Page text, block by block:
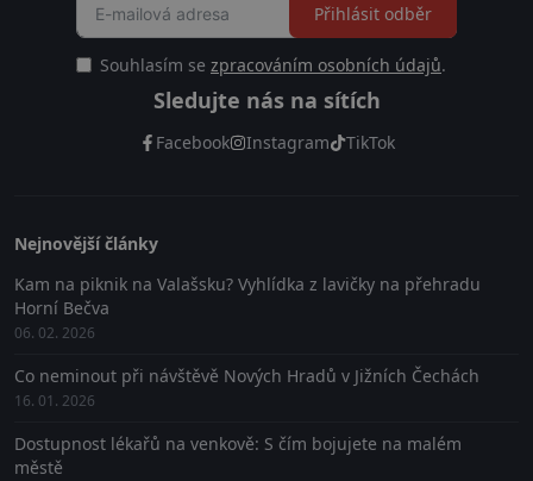
Souhlasím se zpracováním osobních údajů.
Přihlásit odběr
Sledujte nás na sítích
Facebook Instagram TikTok
Nejnovější články
Kam na piknik na Valašsku? Vyhlídka z lavičky na přehradu
Horní Bečva
06. 02. 2026
Co neminout při návštěvě Nových Hradů v Jižních Čechách
16. 01. 2026
Dostupnost lékařů na venkově: S čím bojujete na malém
městě